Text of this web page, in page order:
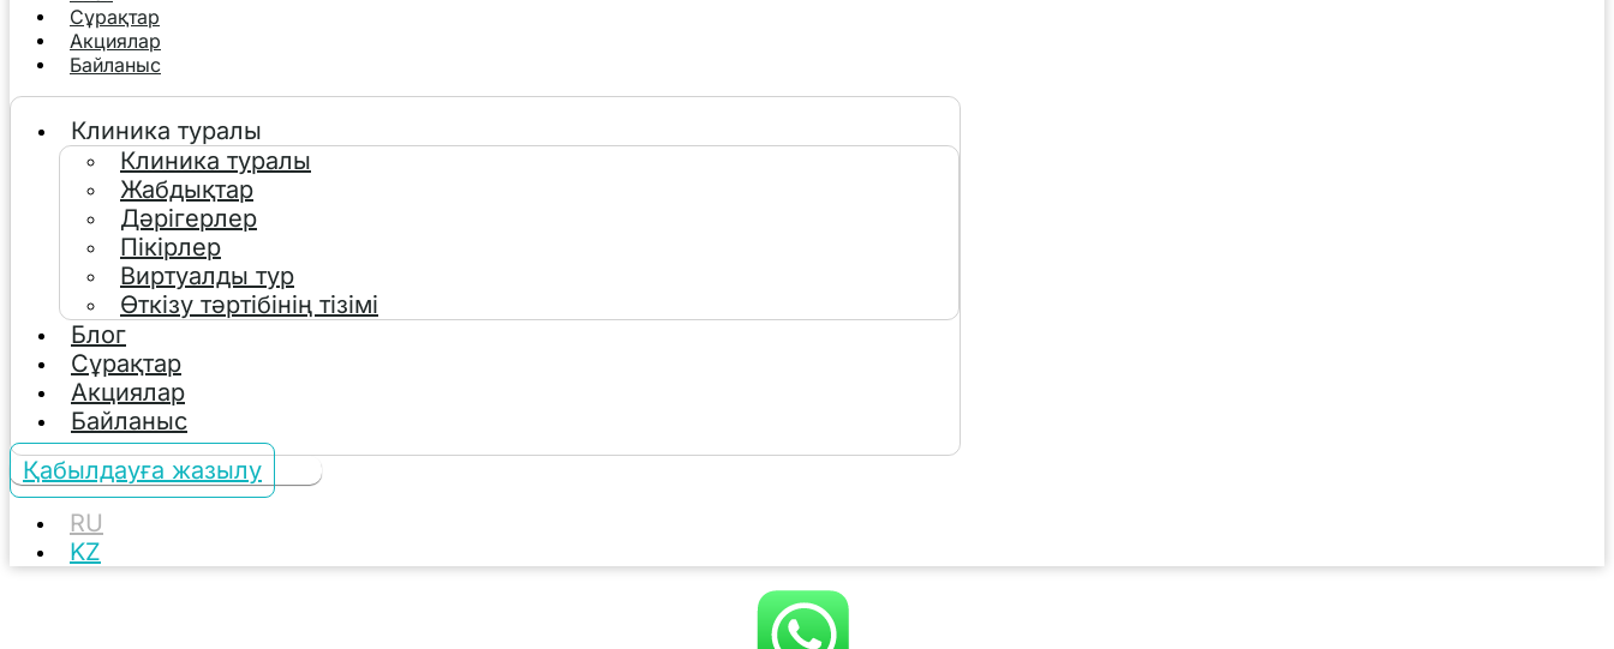
Сұрақтар
Акциялар
Байланыс
Клиника туралы
Клиника туралы
Жабдықтар
Дәрігерлер
Пікірлер
Виртуалды тур
Өткізу тәртібінің тізімі
Блог
Сұрақтар
Акциялар
Байланыс
Қабылдауға жазылу
RU
KZ